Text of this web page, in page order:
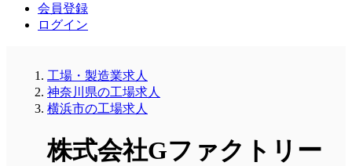
会員登録
ログイン
工場・製造業求人
神奈川県の工場求人
横浜市の工場求人
株式会社Gファクトリー